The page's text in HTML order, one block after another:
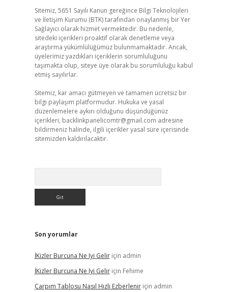
Sitemiz, 5651 Sayılı Kanun gereğince Bilgi Teknolojileri
ve İletişim Kurumu (BTK) tarafından onaylanmış bir Yer
Sağlayıcı olarak hizmet vermektedir. Bu nedenle,
sitedeki içerikleri proaktif olarak denetleme veya
araştırma yükümlülüğümüz bulunmamaktadır. Ancak,
üyelerimiz yazdıkları içeriklerin sorumluluğunu
taşımakta olup, siteye üye olarak bu sorumluluğu kabul
etmiş sayılırlar.
Sitemiz, kar amacı gütmeyen ve tamamen ücretsiz bir
bilgi paylaşım platformudur. Hukuka ve yasal
düzenlemelere aykırı olduğunu düşündüğünüz
içerikleri, backlinkpanelicomtr@gmail.com adresine
bildirmeniz halinde, ilgili içerikler yasal süre içerisinde
sitemizden kaldırılacaktır.
Son yorumlar
İKizler Burcuna Ne Iyi Geliriçin admin
İKizler Burcuna Ne Iyi Geliriçin Fehime
Çarpım Tablosu Nasıl Hızlı Ezberleniriçin admin